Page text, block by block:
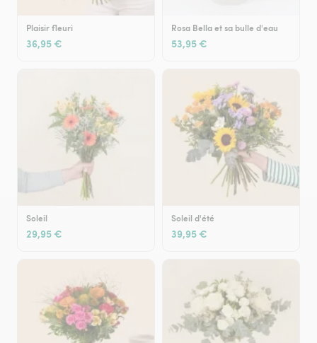
Plaisir fleuri
36,95 €
Rosa Bella et sa bulle d'eau
53,95 €
Soleil
29,95 €
Soleil d'été
39,95 €